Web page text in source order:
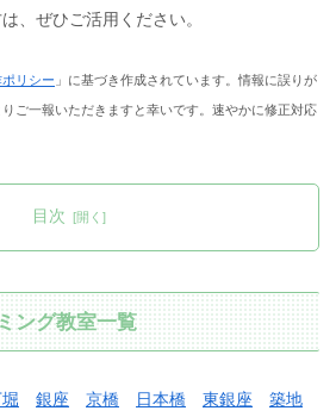
、ぜひご活用ください。
リシー 」に基づき作成されています。情報に誤りが
りご一報いただきますと幸いです。速やかに修正対応
目次
ング教室一覧
銀座 京橋 日本橋 東銀座
築地